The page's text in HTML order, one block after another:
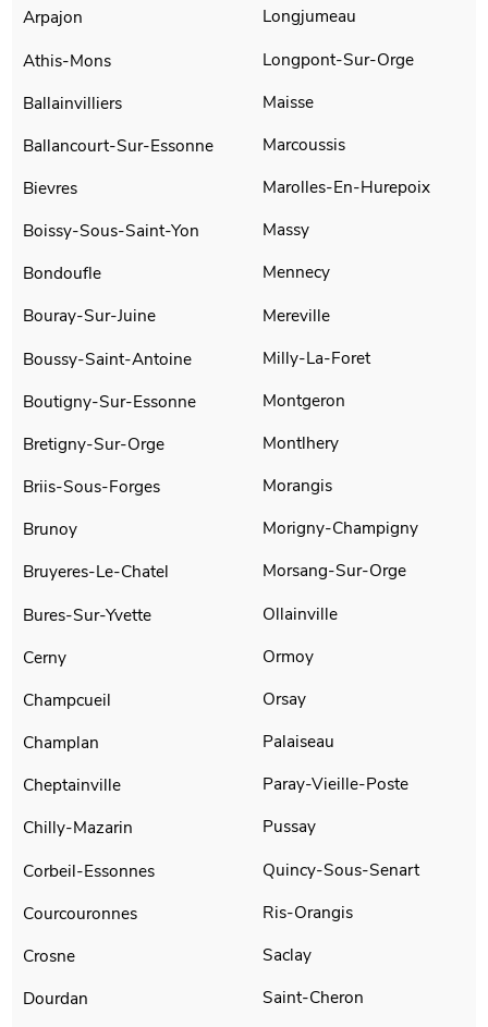
Arpajon
Athis-Mons
Ballainvilliers
Ballancourt-Sur-Essonne
Bievres
Boissy-Sous-Saint-Yon
Bondoufle
Bouray-Sur-Juine
Boussy-Saint-Antoine
Boutigny-Sur-Essonne
Bretigny-Sur-Orge
Briis-Sous-Forges
Brunoy
Bruyeres-Le-Chatel
Bures-Sur-Yvette
Cerny
Champcueil
Champlan
Cheptainville
Chilly-Mazarin
Corbeil-Essonnes
Courcouronnes
Crosne
Dourdan
Longjumeau
Longpont-Sur-Orge
Maisse
Marcoussis
Marolles-En-Hurepoix
Massy
Mennecy
Mereville
Milly-La-Foret
Montgeron
Montlhery
Morangis
Morigny-Champigny
Morsang-Sur-Orge
Ollainville
Ormoy
Orsay
Palaiseau
Paray-Vieille-Poste
Pussay
Quincy-Sous-Senart
Ris-Orangis
Saclay
Saint-Cheron